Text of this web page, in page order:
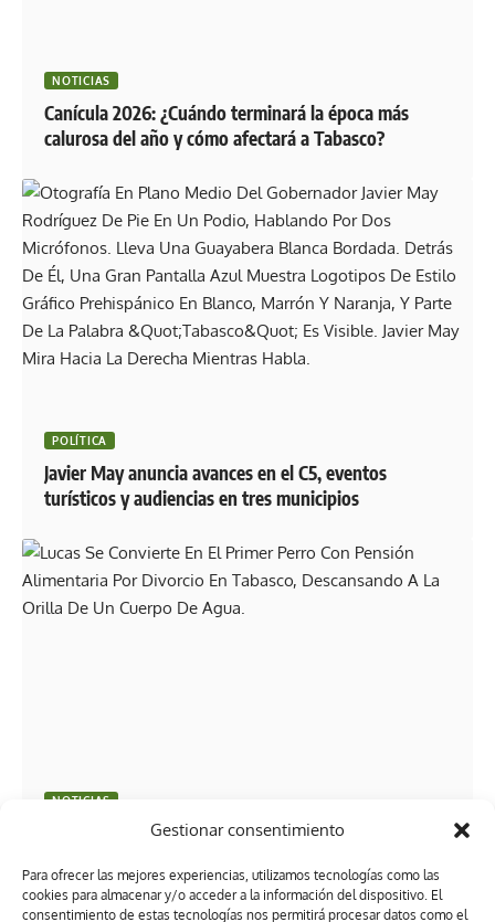
Gestionar consentimiento
Para ofrecer las mejores experiencias, utilizamos tecnologías como las
cookies para almacenar y/o acceder a la información del dispositivo. El
consentimiento de estas tecnologías nos permitirá procesar datos como el
NOTICIAS
Canícula 2026: ¿Cuándo terminará la época más
calurosa del año y cómo afectará a Tabasco?
POLÍTICA
Javier May anuncia avances en el C5, eventos
turísticos y audiencias en tres municipios
NOTICIAS
Lucas se convierte en el primer perro con pensión